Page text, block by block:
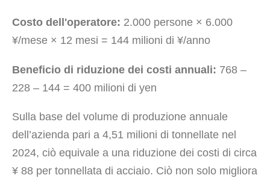
Costo dell'operatore: 2.000 persone × 6.000
¥/mese × 12 mesi = 144 milioni di ¥/anno
Beneficio di riduzione dei costi annuali: 768 –
228 – 144 = 400 milioni di yen
Sulla base del volume di produzione annuale
dell’azienda pari a 4,51 milioni di tonnellate nel
2024, ciò equivale a una riduzione dei costi di circa
¥ 88 per tonnellata di acciaio. Ciò non solo migliora